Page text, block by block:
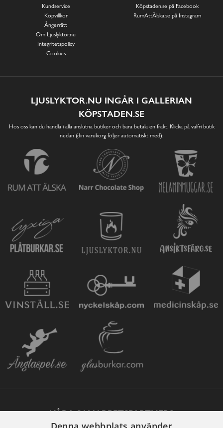
Kundservice
Köpvillkor
Ångerrätt
Om Ljuslyktor.nu
Integritetspolicy
Cookies
Köpstaden.se på Facebook
RumAttÄlska.se på Instagram
LJUSLYKTOR.NU INGÅR I GALLERIAN
KÖPSTADEN.SE
Hos oss kan du handla i alla anslutna butiker och bara betala en frakt. Klicka på valfri butik
nedan (din varukorg följer automatiskt med):
VÅRA SAMARBETSPARTNERS